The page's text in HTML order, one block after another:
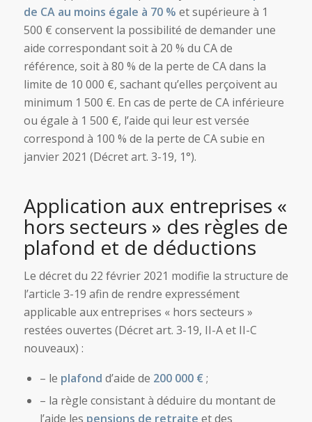
de CA au moins égale à 70 % et supérieure à 1
500 € conservent la possibilité de demander une
aide correspondant soit à 20 % du CA de
référence, soit à 80 % de la perte de CA dans la
limite de 10 000 €, sachant qu’elles perçoivent au
minimum 1 500 €. En cas de perte de CA inférieure
ou égale à 1 500 €, l’aide qui leur est versée
correspond à 100 % de la perte de CA subie en
janvier 2021 (Décret art. 3-19, 1°).
Application aux entreprises «
hors secteurs » des règles de
plafond et de déductions
Le décret du 22 février 2021 modifie la structure de
l’article 3-19 afin de rendre expressément
applicable aux entreprises « hors secteurs »
restées ouvertes (Décret art. 3-19, II-A et II-C
nouveaux) :
– le plafond d’aide de 200 000 € ;
– la règle consistant à déduire du montant de
l’aide les pensions de retraite et des